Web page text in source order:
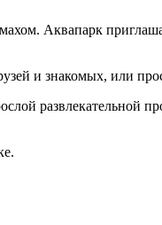
Аквапарк
и знакомых, или
развлекательной